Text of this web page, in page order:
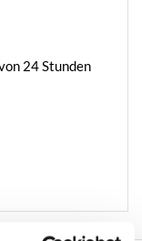
24 Stunden